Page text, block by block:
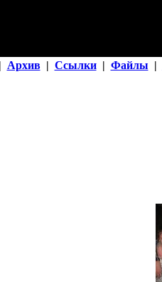
| Архив | Ссылки | Файлы |